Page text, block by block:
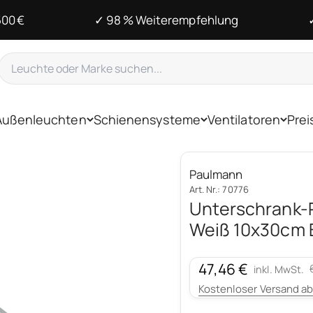
€ ✓ 98 % Weiterempfehlung
Schienensysteme Ventilatoren
Paulmann
Art. Nr.: 70776
Unterschrank-
Weiß 10x30cm
Angebot
47,46 € inkl. MwSt.
Kostenloser Versand